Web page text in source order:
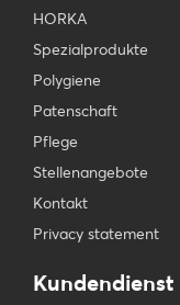
HORKA
Spezialprodukte
Polygiene
Patenschaft
Pflege
Stellenangebote
Kontakt
Privacy statement
Kundendienst